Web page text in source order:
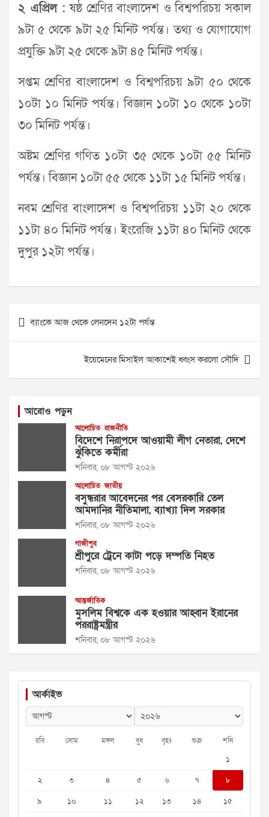
২ এপ্রিল : ষষ্ঠ শ্রেণির বাংলাদেশ ও বিশ্বপরিচয় সকাল
৯টা ৫ থেকে ৯টা ২৫ মিনিট পর্যন্ত। তথ্য ও যোগাযোগ
প্রযুক্তি ৯টা ২৫ থেকে ৯টা ৪৫ মিনিট পর্যন্ত।
সপ্তম শ্রেণির বাংলাদেশ ও বিশ্বপরিচয় ৯টা ৫০ থেকে
১০টা ১০ মিনিট পর্যন্ত। বিজ্ঞান ১০টা ১০ থেকে ১০টা
৩০ মিনিট পর্যন্ত।
অষ্টম শ্রেণির গণিত ১০টা ৩৫ থেকে ১০টা ৫৫ মিনিট
পর্যন্ত। বিজ্ঞান ১০টা ৫৫ থেকে ১১টা ১৫ মিনিট পর্যন্ত।
নবম শ্রেণির বাংলাদেশ ও বিশ্বপরিচয় ১১টা ২০ থেকে
১১টা ৪০ মিনিট পর্যন্ত। ইংরেজি ১১টা ৪০ মিনিট থেকে
দুপুর ১২টা পর্যন্ত।
Post
navigation
ব্যাংকে আজ থেকে লেনদেন ১২টা পর্যন্ত
ইয়েমেনের মিসাইল আকাশেই ধ্বংস করলো সৌদি
আরোও পড়ুন
আলোচিত রাজনীতি
বিদেশে নিরাপদে আওয়ামী লীগ নেতারা, দেশে
ঝুঁকিতে কর্মীরা
শনিবার, ০৮ আগস্ট ২০২৬
আলোচিত জাতীয়
বসুন্ধরার আবেদনের পর বেসরকারি তেল
আমদানির নীতিমালা, ব্যাখ্যা দিল সরকার
শনিবার, ০৮ আগস্ট ২০২৬
গাজীপুর
শ্রীপুরে ট্রেনে কাটা পড়ে দম্পতি নিহত
শনিবার, ০৮ আগস্ট ২০২৬
আন্তর্জাতিক
মুসলিম বিশ্বকে এক হওয়ার আহ্বান ইরানের
পররাষ্ট্রমন্ত্রীর
শনিবার, ০৮ আগস্ট ২০২৬
আর্কাইভ
রবি সোম মঙ্গল বুধ বৃহঃ শুক্র শনি
১
২
৩ ৪ ৫ ৬ ৭
৮
৯
১০ ১১ ১২ ১৩ ১৪ ১৫